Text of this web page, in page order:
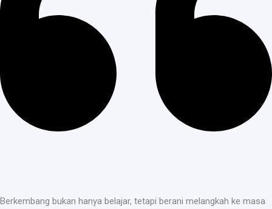
Berkembang bukan hanya belajar, tetapi berani melangkah ke masa